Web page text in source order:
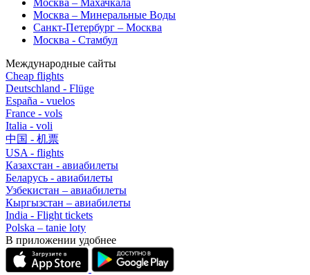
Москва – Махачкала
Москва – Минеральные Воды
Санкт-Петербург – Москва
Москва - Стамбул
Международные сайты
Cheap flights
Deutschland - Flüge
España - vuelos
France - vols
Italia - voli
中国 - 机票
USA - flights
Казахстан - авиабилеты
Беларусь - авиабилеты
Узбекистан – авиабилеты
Кыргызстан – авиабилеты
India - Flight tickets
Polska – tanie loty
В приложении удобнее